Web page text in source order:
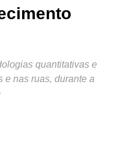
quantitativas e
e nas ruas, durante a